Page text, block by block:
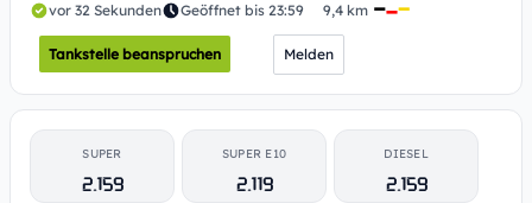
vor 32 Sekunden Geöffnet bis 23:59 9,4 km
Tankstelle beanspruchen Melden
SUPER
2.159
SUPER E10
2.119
DIESEL
2.159